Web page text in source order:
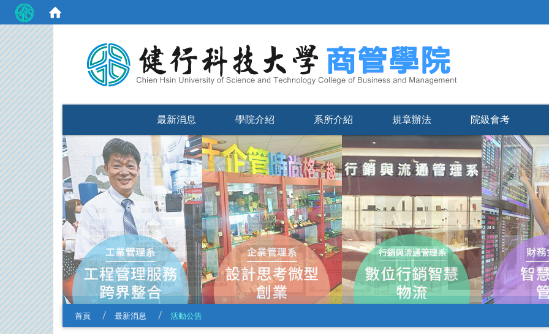
最新消息 學院介紹 系所介紹 規章辦法 院級會考
首頁 最新消息 活動公告